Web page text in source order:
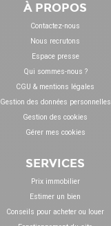
À PROPOS
Contactez-nous
Nous recrutons
Espace presse
Qui sommes-nous ?
CGU & mentions légales
Gestion des données personnelles
Gestion des cookies
Gérer mes cookies
SERVICES
Prix immobilier
Estimer un bien
Conseils pour acheter ou louer